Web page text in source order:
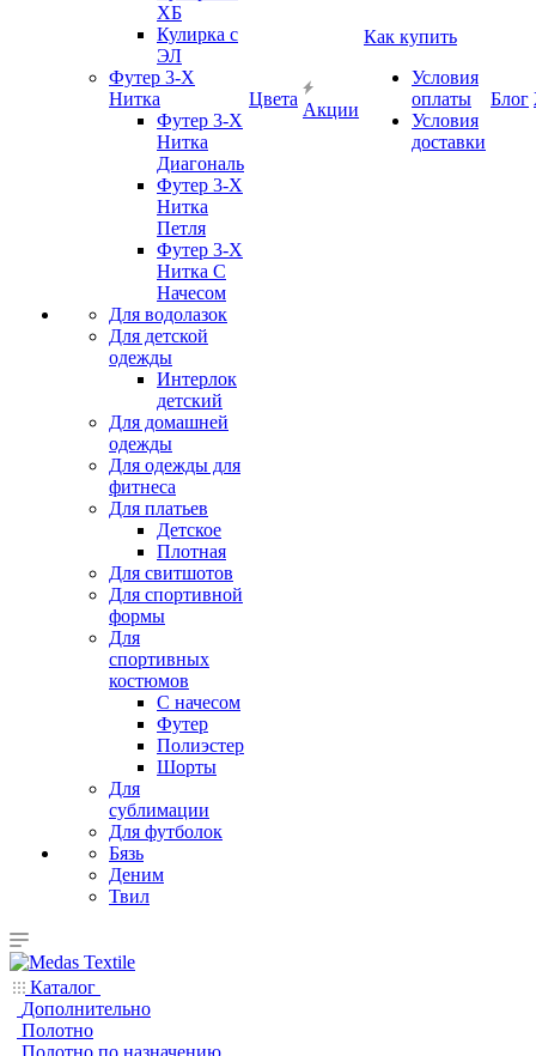
ХБ
Кулирка с
ЭЛ
Футер 3-Х
Нитка
Футер 3-Х
Нитка
Диагональ
Футер 3-Х
Нитка
Петля
Футер 3-Х
Нитка С
Начесом
Для водолазок
Для детской
одежды
Интерлок
детский
Для домашней
одежды
Для одежды для
фитнеса
Для платьев
Детское
Плотная
Для свитшотов
Для спортивной
формы
Для
спортивных
костюмов
С начесом
Футер
Полиэстер
Шорты
Для
сублимации
Для футболок
Бязь
Деним
Твил
Цвета
Акции
Как купить
Условия
оплаты
Условия
доставки
Блог
Каталог
Дополнительно
Полотно
Полотно по назначению